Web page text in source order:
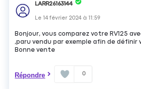
LARR26163144
Le14 février 2024 à11:59
Bonjour, vous comparez votre RV125
,paru vendu par exemple afin de définir
Bonne vente
Répondre 0